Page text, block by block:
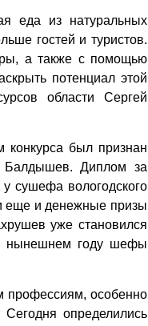
еда из натуральных
гостей и туристов.
а также с помощью
потенциал этой
области Сергей
конкурса был признан
Балдышев. Диплом за
сушефа вологодского
еще и денежные призы
уже становился
нынешнем году шефы
профессиям, особенно
определились